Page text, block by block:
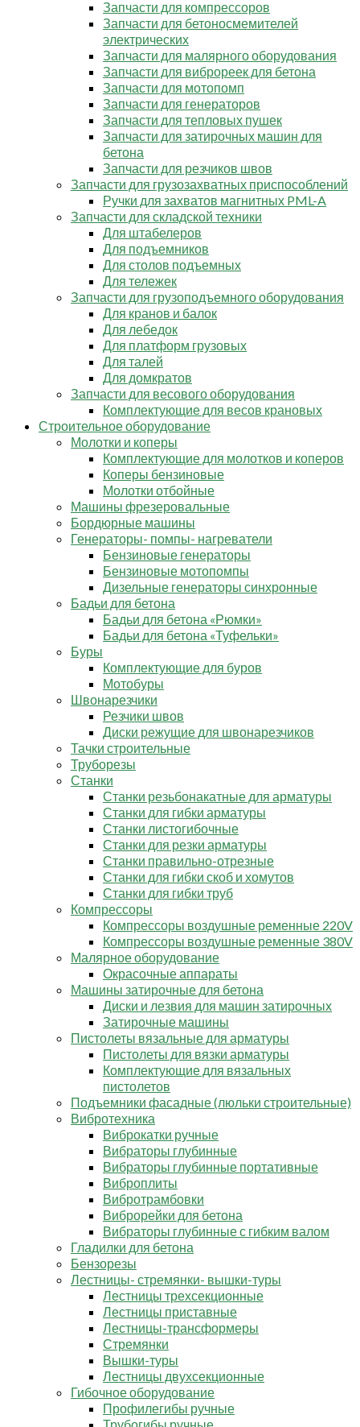
Запчасти для компрессоров
Запчасти для бетоносмемителей
электрических
Запчасти для малярного оборудования
Запчасти для виброреек для бетона
Запчасти для мотопомп
Запчасти для генераторов
Запчасти для тепловых пушек
Запчасти для затирочных машин для
бетона
Запчасти для резчиков швов
Запчасти для грузозахватных приспособлений
Ручки для захватов магнитных PML-A
Запчасти для складской техники
Для штабелеров
Для подъемников
Для столов подъемных
Для тележек
Запчасти для грузоподъемного оборудования
Для кранов и балок
Для лебедок
Для платформ грузовых
Для талей
Для домкратов
Запчасти для весового оборудования
Комплектующие для весов крановых
Строительное оборудование
Молотки и коперы
Комплектующие для молотков и коперов
Коперы бензиновые
Молотки отбойные
Машины фрезеровальные
Бордюрные машины
Генераторы- помпы- нагреватели
Бензиновые генераторы
Бензиновые мотопомпы
Дизельные генераторы синхронные
Бадьи для бетона
Бадьи для бетона «Рюмки»
Бадьи для бетона «Туфельки»
Буры
Комплектующие для буров
Мотобуры
Швонарезчики
Резчики швов
Диски режущие для швонарезчиков
Тачки строительные
Труборезы
Станки
Станки резьбонакатные для арматуры
Станки для гибки арматуры
Станки листогибочные
Станки для резки арматуры
Станки правильно-отрезные
Станки для гибки скоб и хомутов
Станки для гибки труб
Компрессоры
Компрессоры воздушные ременные 220V
Компрессоры воздушные ременные 380V
Малярное оборудование
Окрасочные аппараты
Машины затирочные для бетона
Диски и лезвия для машин затирочных
Затирочные машины
Пистолеты вязальные для арматуры
Пистолеты для вязки арматуры
Комплектующие для вязальных
пистолетов
Подъемники фасадные (люльки строительные)
Вибротехника
Виброкатки ручные
Вибраторы глубинные
Вибраторы глубинные портативные
Виброплиты
Вибротрамбовки
Виброрейки для бетона
Вибраторы глубинные с гибким валом
Гладилки для бетона
Бензорезы
Лестницы- стремянки- вышки-туры
Лестницы трехсекционные
Лестницы приставные
Лестницы-трансформеры
Стремянки
Вышки-туры
Лестницы двухсекционные
Гибочное оборудование
Профилегибы ручные